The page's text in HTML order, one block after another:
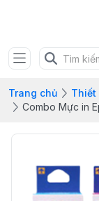
Trang chủ Thiết
Combo Mực in